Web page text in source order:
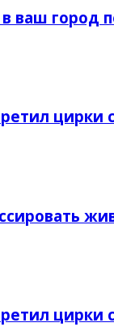
в ваш
цирки
цирки